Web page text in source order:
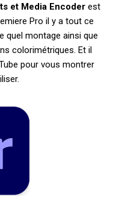
et Media Encoder est
Pro il y a tout ce
quel montage ainsi que
colorimétriques. Et il
pour vous montrer